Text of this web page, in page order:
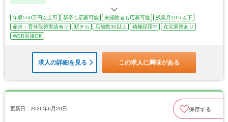
年収550万円以上可 新卒も応募可能 未経験者も応募可能
残業月10ｈ以下
産休・育休取得実績有り
駅チカ 店舗数30以上 積極採用中
在宅業務あり
WEB面接OK
求人の詳細を見る この求人に興味がある
更新日：2026年6月20日 保存する